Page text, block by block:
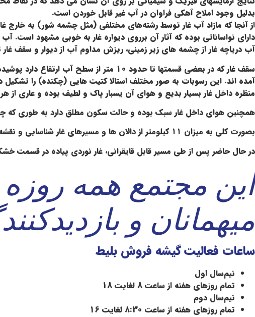
بدلیل وجود املاح آهکی فراوان در آب غیر قابل خوردن است.
از آنجا که مازاد آب غار توسط رشته‌های مختلفی (مثل چشمه شور) به
دارای نواساناتی بوده که آثار آن برروی دیواره غار به خوبی مشهود است. آب غار در
آب دریاچه غار از چشمه های زیر زمینی، ریزش مداوم آب از دیوار و سقف
سقف غار که در بعضی قسمتها تا حدود ۱۰
آمده اند. این رسوبات به صور مختلف استالا کتیت هایی (چکنده) را
منظره داخل غار بسیار بدیع و هوای آن یسبار پاک و لطیف بوده و عاری
همچنین هوای داخل غار سبک بوده و حالت سکون مطلق دارد به طوری که
بصورت کلی به میزان ۱۱ کیلومتر از دالان ها و مسیرهای غار شناسایی و نقشه برداری شده است ولی مسافت قابل بازدید برای گردشگران حدود 2200 متر می باشد.
در حال حاضر پس از طی مسیر قابل قایقرانی، غار نوردی پیاده در قسمت
این مجتمع همه روزه
میهمانان و
ساعات فعالیت گیشه فروش بلیط
نیم‌سال اول
تمام روزهای هفته از ساعت 8 لغایت 18
نیم‌سال دوم
تمام روزهای هفته از ساعت 8:30 لغایت 16